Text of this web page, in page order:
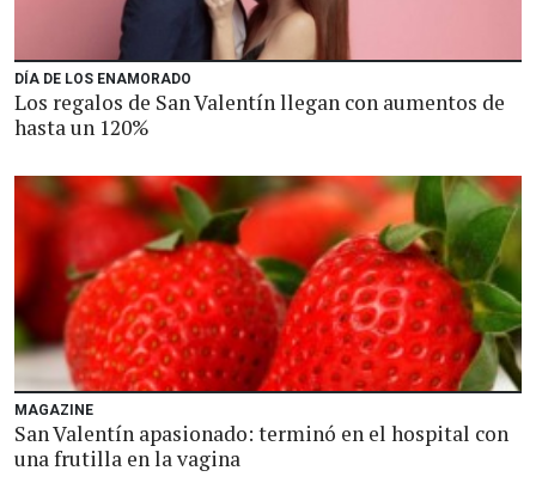
DÍA DE LOS ENAMORADO
Los regalos de San Valentín llegan con aumentos de
hasta un 120%
MAGAZINE
San Valentín apasionado: terminó en el hospital con
una frutilla en la vagina